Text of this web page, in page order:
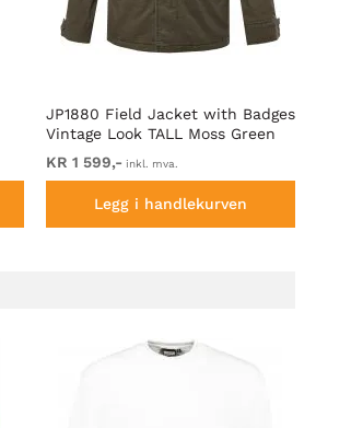
JP1880 Field Jacket with Badges
Vintage Look TALL Moss Green
KR 1 599,- inkl. mva.
Legg i handlekurven